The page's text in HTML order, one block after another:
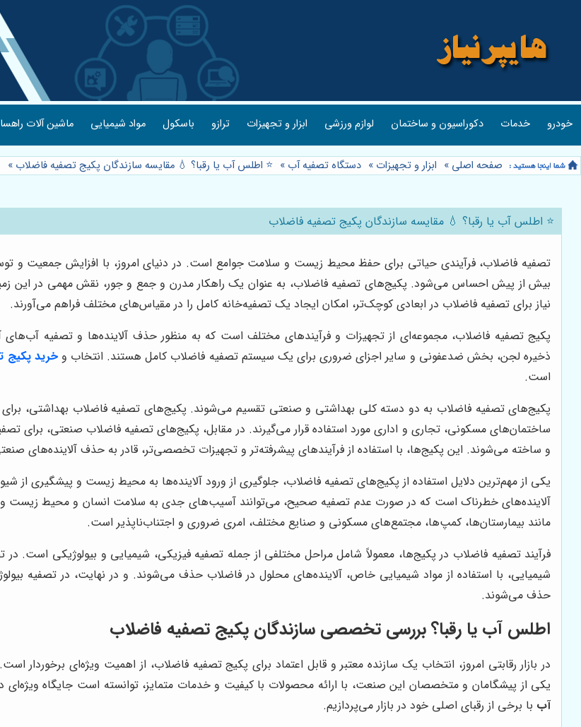
خودرو خدمات دکوراسیون و ساختمان لوازم ورزشی ابزار و تجهیزات ترازو باسکول مواد شیمیایی ماشین آلات
صفحه اصلی » ابزار و تجهیزات » دستگاه تصفیه آب » ⭐️ اطلس آب یا رقبا؟ 💧 مقایسه سازندگان پکیج تصفیه فاضلاب »
⭐️ اطلس آب یا رقبا؟ 💧 مقایسه سازندگان پکیج تصفیه فاضلاب
تصفیه فاضلاب، فرآیندی حیاتی برای حفظ محیط زیست و سلامت جوامع است. در دنیای امروز، با افزایش جمعیت و
بیش از پیش احساس می‌شود. پکیج‌های تصفیه فاضلاب، به عنوان یک راهکار مدرن و جمع و جور، نقش مهمی در این زمینه
نیاز برای تصفیه فاضلاب در ابعادی کوچک‌تر، امکان ایجاد یک تصفیه‌خانه کامل را در مقیاس‌های مختلف فراهم می‌آورند.
پکیج تصفیه فاضلاب، مجموعه‌ای از تجهیزات و فرآیندهای مختلف است که به منظور حذف آلاینده‌ها و تصفیه آب‌های
ذخیره لجن، بخش ضدعفونی و سایر اجزای ضروری برای یک سیستم تصفیه فاضلاب کامل هستند. انتخاب وخرید پکیج
است.
پکیج‌های تصفیه فاضلاب به دو دسته کلی بهداشتی و صنعتی تقسیم می‌شوند. پکیج‌های تصفیه فاضلاب بهداشتی،
ساختمان‌های مسکونی، تجاری و اداری مورد استفاده قرار می‌گیرند. در مقابل، پکیج‌های تصفیه فاضلاب صنعتی،
و ساخته می‌شوند. این پکیج‌ها، با استفاده از فرآیندهای پیشرفته‌تر و تجهیزات تخصصی‌تر، قادر به حذف آلاینده‌های
یکی از مهم‌ترین دلایل استفاده از پکیج‌های تصفیه فاضلاب، جلوگیری از ورود آلاینده‌ها به محیط زیست و پیشگیری از
آلاینده‌های خطرناک است که در صورت عدم تصفیه صحیح، می‌توانند آسیب‌های جدی به سلامت انسان و محیط زیست
مانند بیمارستان‌ها، کمپ‌ها، مجتمع‌های مسکونی و صنایع مختلف، امری ضروری و اجتناب‌ناپذیر است.
فرآیند تصفیه فاضلاب در پکیج‌ها، معمولاً شامل مراحل مختلفی از جمله تصفیه فیزیکی، شیمیایی و بیولوژیکی است.
شیمیایی، با استفاده از مواد شیمیایی خاص، آلاینده‌های محلول در فاضلاب حذف می‌شوند. و در نهایت، در تصفیه
حذف می‌شوند.
اطلس آب یا رقبا؟ بررسی تخصصی سازندگان پکیج تصفیه فاضلاب
در بازار رقابتی امروز، انتخاب یک سازنده معتبر و قابل اعتماد برای پکیج تصفیه فاضلاب، از اهمیت ویژه‌ای برخوردار
یکی از پیشگامان و متخصصان این صنعت، با ارائه محصولات با کیفیت و خدمات متمایز، توانسته است جایگاه
آب با برخی از رقبای اصلی خود در بازار می‌پردازیم.